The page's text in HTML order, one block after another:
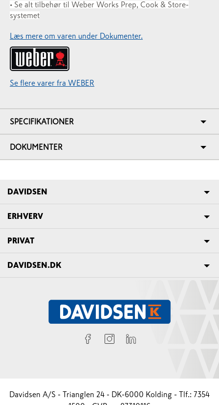
• Se alt tilbehør til Weber Works Prep, Cook & Store-
systemet
Læs mere om varen under Dokumenter.
Se flere varer fra WEBER
SPECIFIKATIONER
DOKUMENTER
DAVIDSEN
ERHVERV
PRIVAT
DAVIDSEN.DK
Davidsen A/S - Trianglen 24 - DK-6000 Kolding - Tlf.: 7354